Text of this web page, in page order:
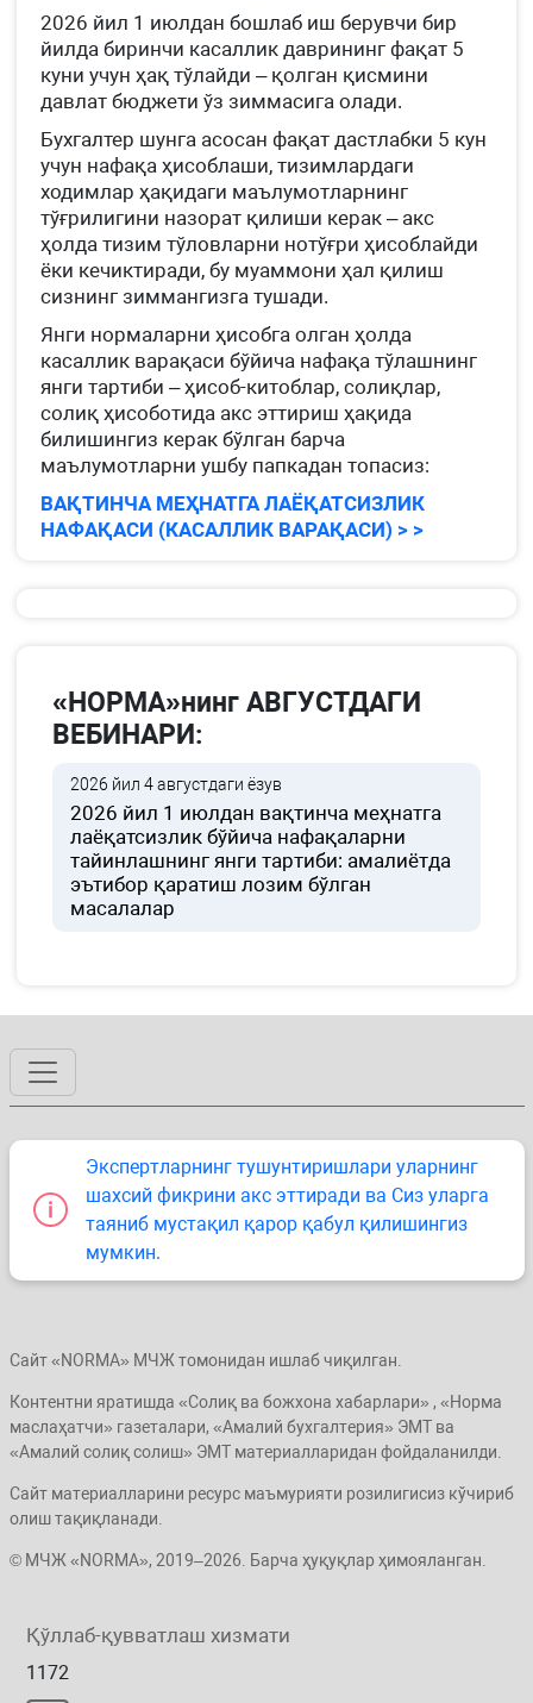
2026 йил 1 июлдан бошлаб иш берувчи бир
йилда биринчи касаллик даврининг фақат 5
куни учун ҳақ тўлайди – қолган қисмини
давлат бюджети ўз зиммасига олади.
Бухгалтер шунга асосан фақат дастлабки 5 кун
учун нафақа ҳисоблаши, тизимлардаги
ходимлар ҳақидаги маълумотларнинг
тўғрилигини назорат қилиши керак – акс
ҳолда тизим тўловларни нотўғри ҳисоблайди
ёки кечиктиради, бу муаммони ҳал қилиш
сизнинг зиммангизга тушади.
Янги нормаларни ҳисобга олган ҳолда
касаллик варақаси бўйича нафақа тўлашнинг
янги тартиби – ҳисоб-китоблар, солиқлар,
солиқ ҳисоботида акс эттириш ҳақида
билишингиз керак бўлган барча
маълумотларни ушбу папкадан топасиз:
ВАҚТИНЧА МЕҲНАТГА ЛАЁҚАТСИЗЛИК
НАФАҚАСИ (КАСАЛЛИК ВАРАҚАСИ) > >
«НОРМА»нинг АВГУСТДАГИ
ВЕБИНАРИ:
2026 йил 4 августдаги ёзув
2026 йил 1 июлдан вақтинча меҳнатга
лаёқатсизлик бўйича нафақаларни
тайинлашнинг янги тартиби: амалиётда
эътибор қаратиш лозим бўлган
масалалар
Экспертларнинг тушунтиришлари уларнинг
шахсий фикрини акс эттиради ва Сиз уларга
таяниб мустақил қарор қабул қилишингиз
мумкин.
Сайт «NORMA» МЧЖ томонидан ишлаб чиқилган.
Контентни яратишда «Солиқ ва божхона хабарлари» , «Норма
маслаҳатчи» газеталари, «Амалий бухгалтерия» ЭМТ ва
«Амалий солиқ солиш» ЭМТ материалларидан фойдаланилди.
Сайт материалларини ресурс маъмурияти розилигисиз кўчириб
олиш тақиқланади.
© МЧЖ «NORMA», 2019–2026. Барча ҳуқуқлар ҳимояланган.
Қўллаб-қувватлаш хизмати
1172